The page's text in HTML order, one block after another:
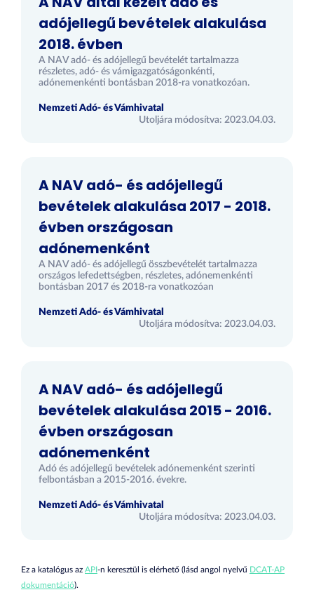
adójellegű bevételek alakulása
2018. évben
A NAV adó- és adójellegű bevételét tartalmazza
részletes, adó- és vámigazgatóságonkénti,
adónemenkénti bontásban 2018-ra vonatkozóan.
Nemzeti Adó- és Vámhivatal
Utoljára módosítva: 2023.04.03.
A NAV adó- és adójellegű
bevételek alakulása 2017 - 2018.
évben országosan
adónemenként
A NAV adó- és adójellegű összbevételét tartalmazza
országos lefedettségben, részletes, adónemenkénti
bontásban 2017 és 2018-ra vonatkozóan
Nemzeti Adó- és Vámhivatal
Utoljára módosítva: 2023.04.03.
A NAV adó- és adójellegű
bevételek alakulása 2015 - 2016.
évben országosan
adónemenként
Adó és adójellegű bevételek adónemenként szerinti
felbontásban a 2015-2016. évekre.
Nemzeti Adó- és Vámhivatal
Utoljára módosítva: 2023.04.03.
Ez a katalógus az API-n keresztül is elérhető (lásd angol nyelvű DCAT-AP
dokumentáció).